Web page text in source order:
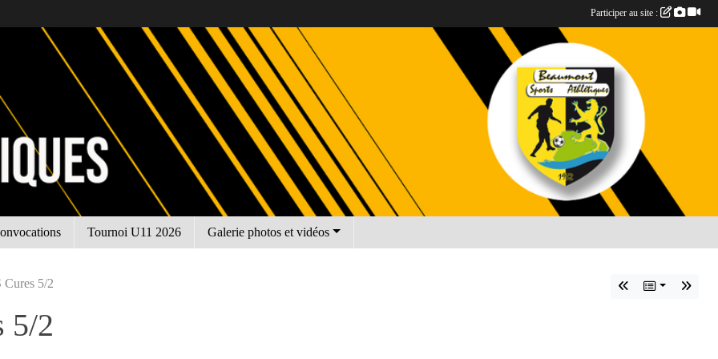
Tournoi U11 2026 Galerie photos et vidéos
5/2
5/2
Participer au site :